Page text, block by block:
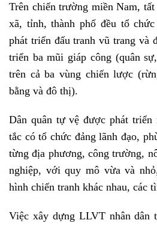
Trên chiến trường miền Nam,
xã, tỉnh, thành phố đều tổ
phát triển đấu tranh vũ trang và
triển ba mũi giáp công (quân
trên cả ba vùng chiến lược
bằng và đô thị).
Dân quân tự vệ được phát triển
tắc có tổ chức đảng lãnh đạo,
từng địa phương, công trường,
nghiệp, với quy mô vừa và
hình chiến tranh khác nhau, các
Việc xây dựng LLVT nhân dân